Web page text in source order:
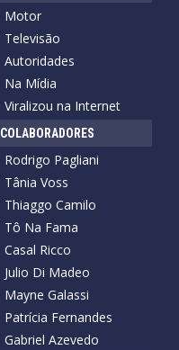
Motor
Televisão
Autoridades
Na Mídia
Viralizou na Internet
COLABORADORES
Rodrigo Pagliani
Tânia Voss
Thiaggo Camilo
Tô Na Fama
Casal Ricco
Julio Di Madeo
Mayne Galassi
Patrícia Fernandes
Gabriel Azevedo